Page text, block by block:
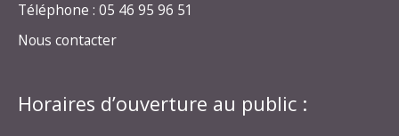
Téléphone : 05 46 95 96 51
Nous contacter
Horaires d’ouverture au public :